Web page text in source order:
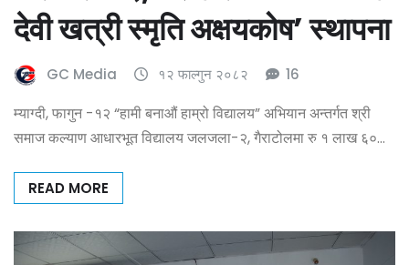
देवी खत्री स्मृति अक्षयकोष’ स्थापना
GC Media १२ फाल्गुन २०८२ 16
म्याग्दी, फागुन -१२ “हामी बनाऔं हाम्रो विद्यालय” अभियान अन्तर्गत श्री
समाज कल्याण आधारभूत विद्यालय जलजला-२, गैराटोलमा रु १ लाख ६०…
READ MORE